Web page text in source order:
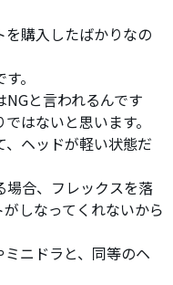
購入したばかりなの
。
と言われるんです
はないと思います。
ヘッドが軽い状態だ
場合、フレックスを落
しなってくれないから
ニドラと、同等のヘ